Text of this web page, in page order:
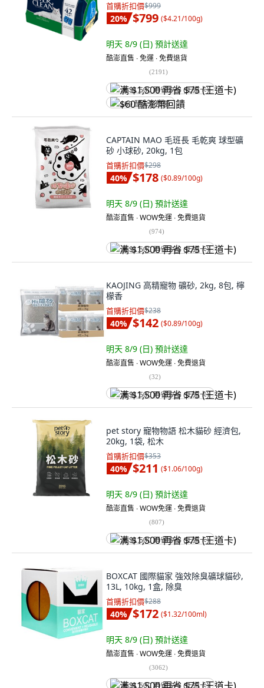
首購折扣價$999
20% $799 ($4.21/100g)
明天 8/9 (日) 預計送達
酷澎直售 ∙ 免運 ∙ 免費退貨
(2191)
满 $1,500 再省 $75 (王道卡)
$60 酷澎幣回饋
CAPTAIN MAO 毛班長 毛乾爽 球型礦
砂 小球砂, 20kg, 1包
首購折扣價$298
40% $178 ($0.89/100g)
明天 8/9 (日) 預計送達
酷澎直售 ∙ WOW免運 ∙ 免費退貨
(974)
满 $1,500 再省 $75 (王道卡)
KAOJING 高精寵物 礦砂, 2kg, 8包, 檸
檬香
首購折扣價$238
40% $142 ($0.89/100g)
明天 8/9 (日) 預計送達
酷澎直售 ∙ WOW免運 ∙ 免費退貨
(32)
满 $1,500 再省 $75 (王道卡)
pet story 寵物物語 松木貓砂 經濟包,
20kg, 1袋, 松木
首購折扣價$353
40% $211 ($1.06/100g)
明天 8/9 (日) 預計送達
酷澎直售 ∙ WOW免運 ∙ 免費退貨
(807)
满 $1,500 再省 $75 (王道卡)
BOXCAT 國際貓家 強效除臭礦球貓砂,
13L, 10kg, 1盒, 除臭
首購折扣價$288
40% $172 ($1.32/100ml)
明天 8/9 (日) 預計送達
酷澎直售 ∙ WOW免運 ∙ 免費退貨
(3062)
满 $1,500 再省 $75 (王道卡)